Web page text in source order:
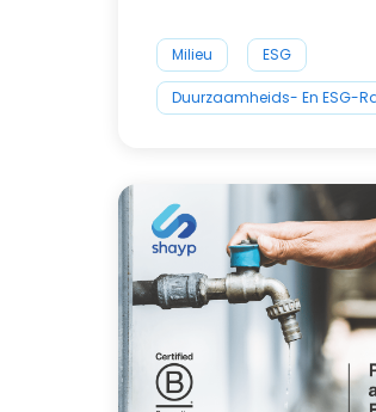
Milieu ESG
Duurzaamheids- En ESG-